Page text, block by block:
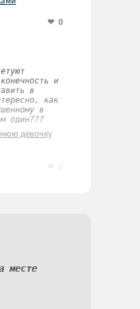
0
и
в
как
в
один???
девочку
месте